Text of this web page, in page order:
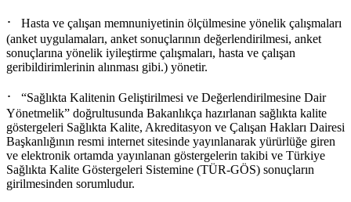
·
Hasta ve çalışan memnuniyetinin ölçülmesine yönelik çalışmaları
(anket uygulamaları, anket sonuçlarının değerlendirilmesi, anket
sonuçlarına yönelik iyileştirme çalışmaları, hasta ve çalışan
geribildirimlerinin alınması gibi.) yönetir.
·
“Sağlıkta Kalitenin Geliştirilmesi ve Değerlendirilmesine Dair
Yönetmelik” doğrultusunda Bakanlıkça hazırlanan sağlıkta kalite
göstergeleri Sağlıkta Kalite, Akreditasyon ve Çalışan Hakları Dairesi
Başkanlığının resmi internet sitesinde yayınlanarak yürürlüğe giren
ve elektronik ortamda yayınlanan göstergelerin takibi ve Türkiye
Sağlıkta Kalite Göstergeleri Sistemine (TÜR-GÖS) sonuçların
girilmesinden sorumludur.